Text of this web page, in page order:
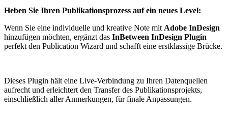
Heben Sie Ihren Publikationsprozess auf ein neues Level:
Wenn Sie eine individuelle und kreative Note mit Adobe InDesign
hinzufügen möchten, ergänzt das InBetween InDesign Plugin
perfekt den Publication Wizard und schafft eine erstklassige Brücke.
Dieses Plugin hält eine Live-Verbindung zu Ihren Datenquellen
aufrecht und erleichtert den Transfer des Publikationsprojekts,
einschließlich aller Anmerkungen, für finale Anpassungen.